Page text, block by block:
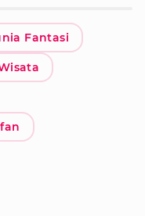
Fantasi